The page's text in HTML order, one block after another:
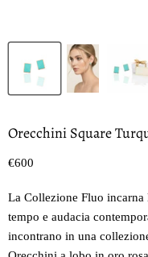
Orecchini Square
Prezzo oggi
€600
La Collezione Fluo incarna
tempo e audacia
incontrano in una